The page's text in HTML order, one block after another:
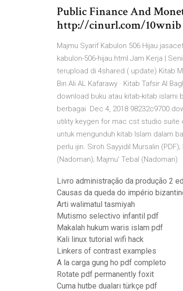
Public Finance And
http://cinurl.com/10wnib
Majmu Syarif Kabulon 506 Hijau
kabulon-506-hijau.html Jam Kerja |
terupload di 4shared ( update) Kitab
Bin Ali AL Kafarawy · Kitab Tafsir Al
download buku atau kitab-kitab islami
berbagai Dec 4, 2018 98232c9700
utility keygen for mac cst studio suite
untuk mengunduh kitab Islam dalam
perlu ijin. Siroh Sayyidil Mursalin
(Nadoman); Majmu' Tebal (Nadoman)
Livro administração da produção 2
Causas da queda do império
Arti walimatul tasmiyah
Mutismo selectivo infantil pdf
Makalah hukum waris islam pdf
Kali linux tutorial wifi hack
Linkers of contrast examples
A la carga gung ho pdf completo
Rotate pdf permanently foxit
Cuma hutbe duaları türkçe pdf